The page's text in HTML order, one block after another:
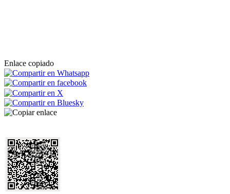
Enlace copiado